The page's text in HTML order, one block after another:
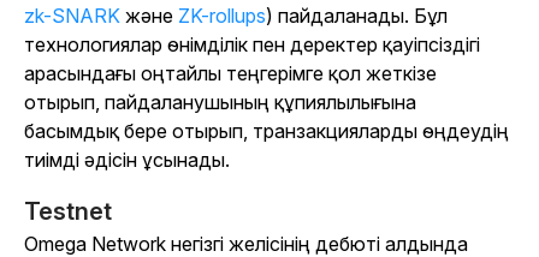
zk-SNARK және ZK-rollups) пайдаланады. Бұл
технологиялар өнімділік пен деректер қауіпсіздігі
арасындағы оңтайлы теңгерімге қол жеткізе
отырып, пайдаланушының құпиялылығына
басымдық бере отырып, транзакцияларды өңдеудің
тиімді әдісін ұсынады.
Testnet
Omega Network негізгі желісінің дебюті алдында